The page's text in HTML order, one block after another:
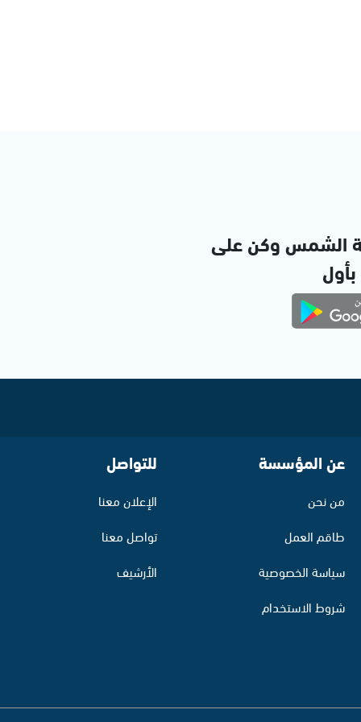
الشمس وكن على
بأول
عن المؤسسة
من نحن
طاقم العمل
سياسة الخصوصية
شروط الاستخدام
للتواصل
الإعلان معنا
تواصل معنا
الأرشيف